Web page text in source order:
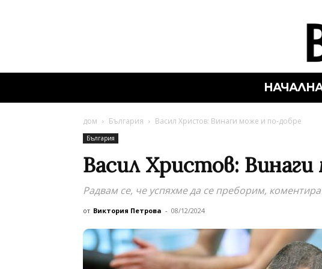
дом България Васил Христов: Винаги може и по-добре
България
Васил Христов:
Радвам се, че успяхме да се преборим,
от Виктория Петрова - 08/12/2024